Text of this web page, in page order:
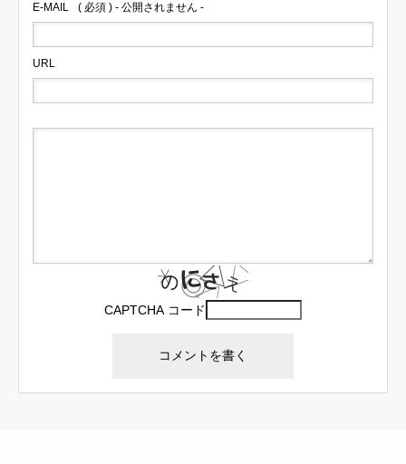
E-MAIL ( 必須 ) - 公開されません -
URL
CAPTCHA コード